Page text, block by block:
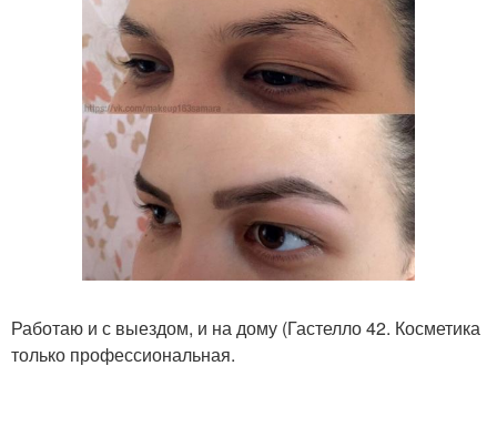
Работаю и с выездом, и на дому (Гастелло 42. Косметика
только профессиональная.